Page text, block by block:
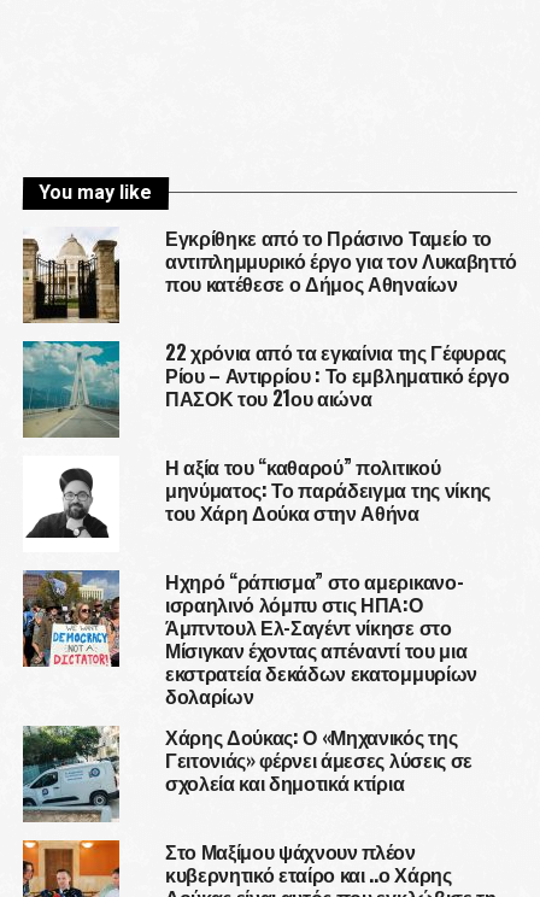
You may like
Εγκρίθηκε από το Πράσινο Ταμείο το
αντιπλημμυρικό έργο για τον Λυκαβηττό
που κατέθεσε ο Δήμος Αθηναίων
22 χρόνια από τα εγκαίνια της Γέφυρας
Ρίου – Αντιρρίου : Το εμβληματικό έργο
ΠΑΣΟΚ του 21ου αιώνα
Η αξία του “καθαρού” πολιτικού
μηνύματος: Το παράδειγμα της νίκης
του Χάρη Δούκα στην Αθήνα
Ηχηρό “ράπισμα” στο αμερικανο-
ισραηλινό λόμπυ στις ΗΠΑ:Ο
Άμπντουλ Ελ-Σαγέντ νίκησε στο
Μίσιγκαν έχοντας απέναντί του μια
εκστρατεία δεκάδων εκατομμυρίων
δολαρίων
Χάρης Δούκας: Ο «Μηχανικός της
Γειτονιάς» φέρνει άμεσες λύσεις σε
σχολεία και δημοτικά κτίρια
Στο Μαξίμου ψάχνουν πλέον
κυβερνητικό εταίρο και ..ο Χάρης